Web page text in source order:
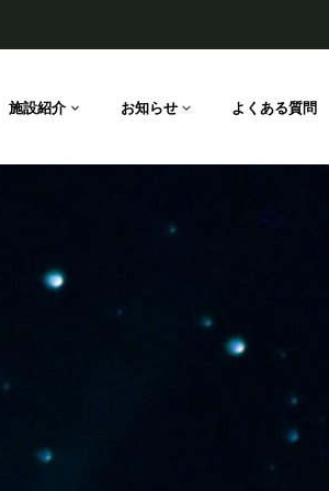
施設紹介 お知らせ よくある質問